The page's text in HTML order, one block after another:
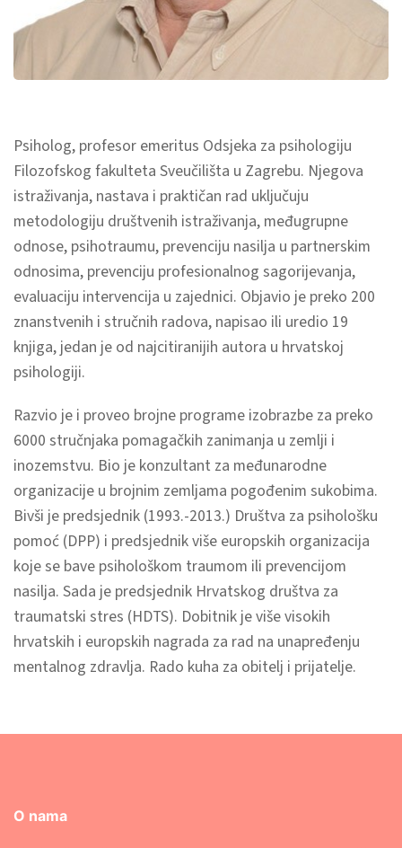
Psiholog, profesor emeritus Odsjeka za psihologiju
Filozofskog fakulteta Sveučilišta u Zagrebu. Njegova
istraživanja, nastava i praktičan rad uključuju
metodologiju društvenih istraživanja, međugrupne
odnose, psihotraumu, prevenciju nasilja u partnerskim
odnosima, prevenciju profesionalnog sagorijevanja,
evaluaciju intervencija u zajednici. Objavio je preko 200
znanstvenih i stručnih radova, napisao ili uredio 19
knjiga, jedan je od najcitiranijih autora u hrvatskoj
psihologiji.
Razvio je i proveo brojne programe izobrazbe za preko
6000 stručnjaka pomagačkih zanimanja u zemlji i
inozemstvu. Bio je konzultant za međunarodne
organizacije u brojnim zemljama pogođenim sukobima.
Bivši je predsjednik (1993.-2013.) Društva za psihološku
pomoć (DPP) i predsjednik više europskih organizacija
koje se bave psihološkom traumom ili prevencijom
nasilja. Sada je predsjednik Hrvatskog društva za
traumatski stres (HDTS). Dobitnik je više visokih
hrvatskih i europskih nagrada za rad na unapređenju
mentalnog zdravlja. Rado kuha za obitelj i prijatelje.
O nama